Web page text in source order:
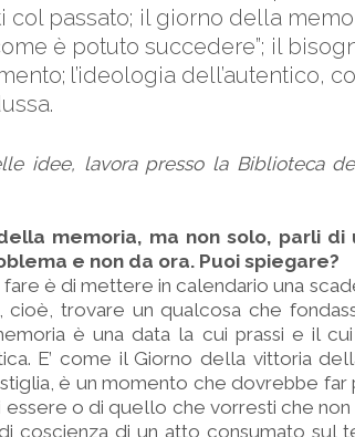
col passato; il giorno della
è potuto succedere”; il
l’ideologia dell’autentico,
idee, lavora presso la Biblioteca
memoria, ma non solo, parli di
e non da ora. Puoi spiegare?
è di mettere in calendario una
trovare un qualcosa che
è una data la cui prassi e il
E’ come il Giorno della vittoria
è un momento che dovrebbe far
o di quello che vorresti che non
coscienza di un atto consumato sul